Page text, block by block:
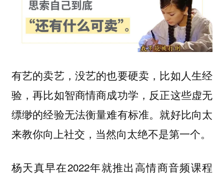
有艺的卖艺，没艺的也要硬卖 ，比如人生经
验，再比如智商情商成功学，反正这些虚无
缥缈的经验无法衡量难有标准。就好比向太
来教你向上社交，当然向太绝不是第一个。
杨天真早在2022年就推出高情商音频课程